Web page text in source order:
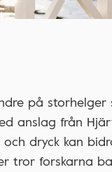
på storhelger
anslag från
dryck kan
tror forskarna